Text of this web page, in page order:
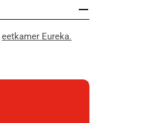
eetkamer Eureka.